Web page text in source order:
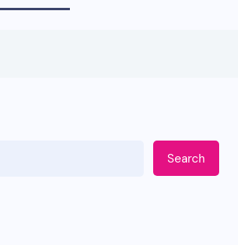
Search